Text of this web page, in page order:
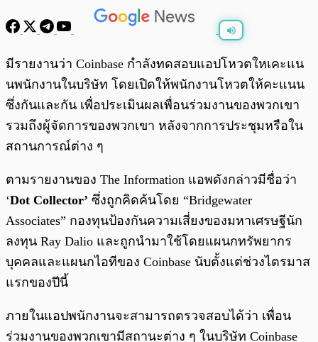
พร้อมเล่น 0:00/
มีรายงานว่า Coinbase กำลังทดสอบแอปโหวตใหเคะแน
นพนักงานในบริษัท โดยเปิดให้พนักงานโหวตให้คะแนน
ซึ่งกันและกัน เพื่อประเมินผลเพื่อนร่วมงานของพวกเขา
รวมถึงผู้จัดการของพวกเขา หลังจากการประชุมหรือใน
สถานการณ์ต่าง ๆ
ตามรายงานของ The Information แอพดังกล่าวมีชื่อว่า
‘Dot Collector’ ซึ่งถูกคิดค้นโดย “Bridgewater
Associates” กองทุนป้องกันความเสี่ยงของมหาเศรษฐีนัก
ลงทุน Ray Dalio และถูกนำมาใช้โดยแผนกทรัพยากร
บุคคลและแผนกไอทีของ Coinbase นับตั้งแต่ช่วงไตรมาส
แรกของปีนี้
ภายในแอปพนักงานจะสามารถตรวจสอบได้ว่า เพื่อน
ร่วมงานของพวกเขามีสถานะต่าง ๆ ในบริษัท Coinbase